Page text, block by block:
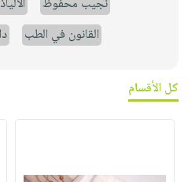
القانون في الطب
كل الأقسام